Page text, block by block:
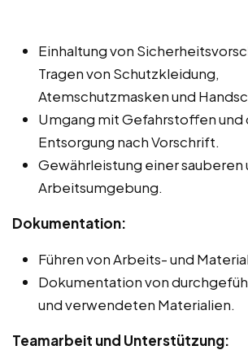
Einhaltung von
Tragen von Schutzkleidung,
Atemschutzmasken und
Umgang mit Gefahrstoffen und
Entsorgung nach Vorschrift.
Gewährleistung einer sauberen
Arbeitsumgebung.
Dokumentation:
Führen von Arbeits- und
Dokumentation von
und verwendeten Materialien.
Teamarbeit und Unterstützung: